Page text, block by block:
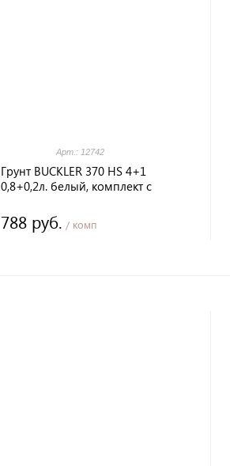
Арт.: 12742
Грунт BUCKLER 370 HS 4+1
0,8+0,2л. белый, комплект с
788 руб. / комп